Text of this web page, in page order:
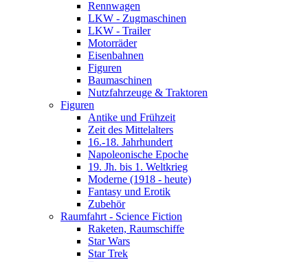
Rennwagen
LKW - Zugmaschinen
LKW - Trailer
Motorräder
Eisenbahnen
Figuren
Baumaschinen
Nutzfahrzeuge & Traktoren
Figuren
Antike und Frühzeit
Zeit des Mittelalters
16.-18. Jahrhundert
Napoleonische Epoche
19. Jh. bis 1. Weltkrieg
Moderne (1918 - heute)
Fantasy und Erotik
Zubehör
Raumfahrt - Science Fiction
Raketen, Raumschiffe
Star Wars
Star Trek